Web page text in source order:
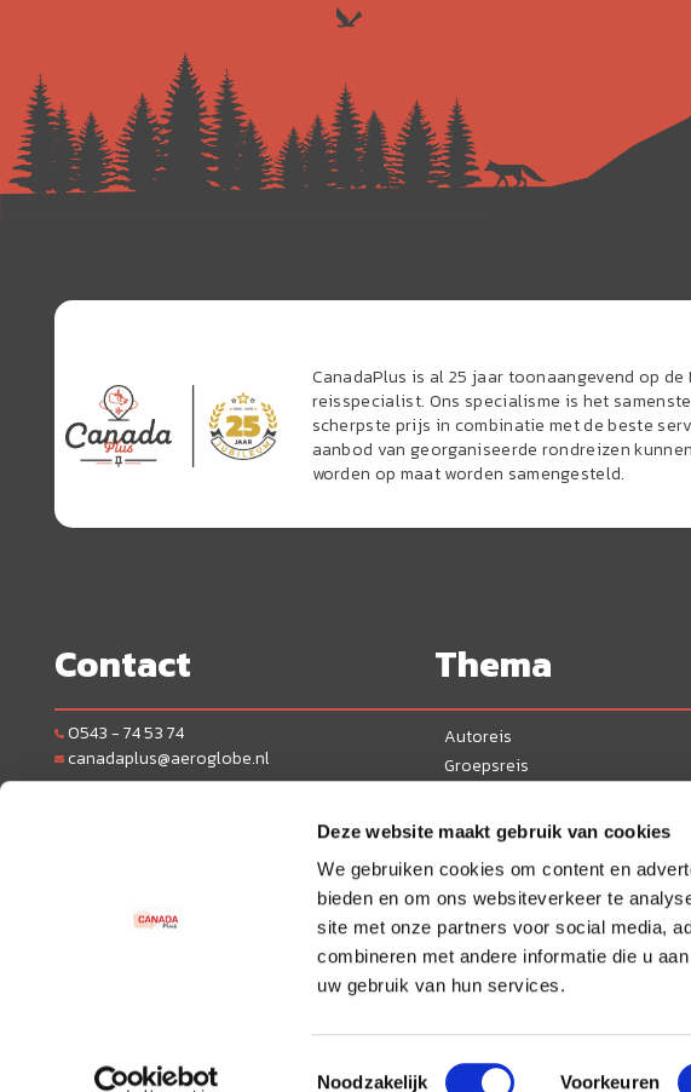
Deze website maakt gebruik van cookies
We gebruiken cookies om content en
bieden en om ons websiteverkeer te
site met onze partners voor social media,
combineren met andere informatie die u
uw gebruik van hun services.
Toestemmingsselectie
Noodzakelijk Voorkeuren
CanadaPlus is al 25 jaar toonaangevend op
reisspecialist. Ons specialisme is het
scherpste prijs in combinatie met de beste
aanbod van georganiseerde rondreizen
worden op maat worden samengesteld.
Contact
0543 - 74 53 74
canadaplus@aeroglobe.nl
Maandag t/m vrijdag: 10:00 - 17:00 uur. Zaterdag,
We zijn per e-mail 7 dagen per week bereikbaar.
Thema
Autoreis
Groepsreis
Actieve reis
Treinreis
Wintervakantie
© 2026 CanadaPlus